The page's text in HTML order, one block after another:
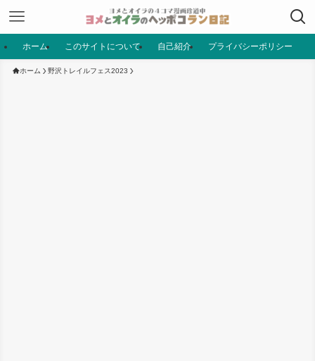
ホーム このサイトについて 自己紹介 プライバシーポリシー
ホーム 野沢トレイルフェス2023